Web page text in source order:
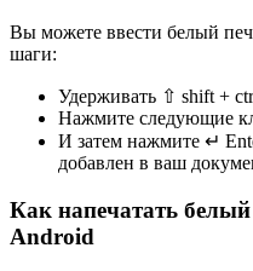
Вы можете ввести белый
шаги:
Удерживать ⇧ shift +
Нажмите следующие
И затем нажмите ↵
добавлен в ваш
Как напечатать
Android